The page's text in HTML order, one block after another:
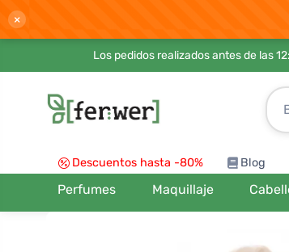
×
Los pedidos realizados antes de las
Descuentos hasta -80% Blog
Perfumes Maquillaje